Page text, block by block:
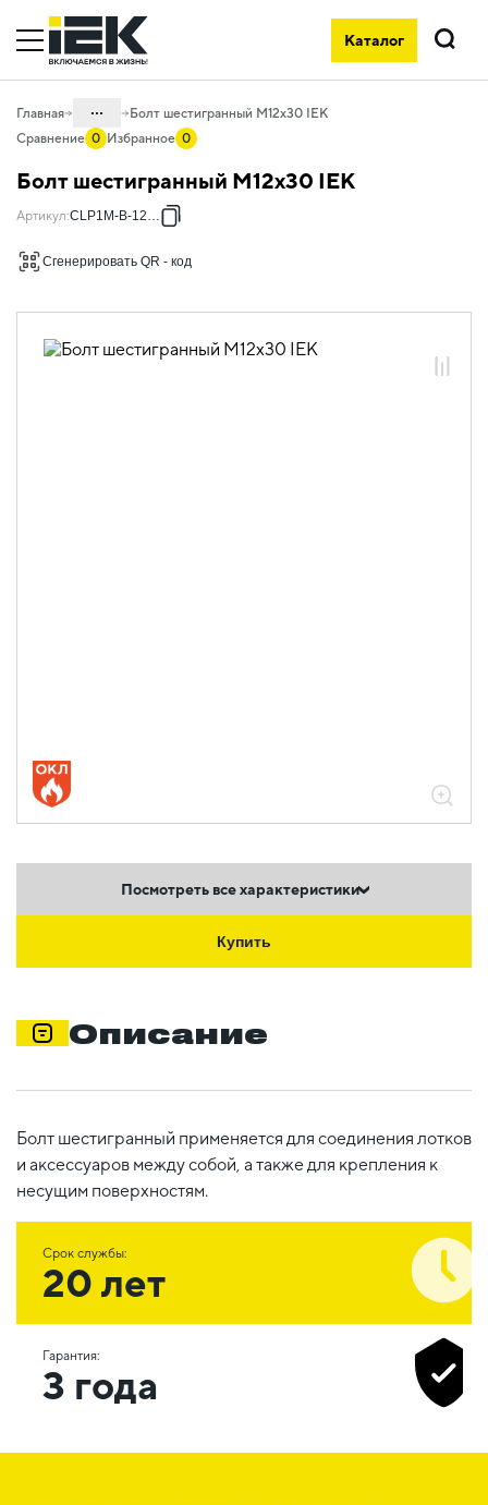
Каталог
Поиск
Главная ...
05.04.06 Метизы и крепеж
05.04.06.02.01 Болты и винты
оцинкованная сталь
Болт шестигранный М12х30 IEK
Сравнение 0 Избранное 0
Болт шестигранный М12х30 IEK
Артикул:CLP1M-B-12-30
Сгенерировать QR - код
Посмотреть все характеристики
Купить
Описание
Болт шестигранный применяется для соединения лотков
и аксессуаров между собой, а также для крепления к
несущим поверхностям.
Срок службы:
20 лет
Гарантия:
3 года